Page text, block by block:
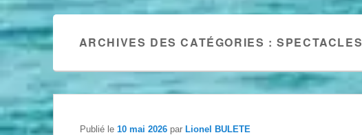
ARCHIVES DES CATÉGORIES :SPECTACLES
Publié le 10 mai 2026 par Lionel BULETE